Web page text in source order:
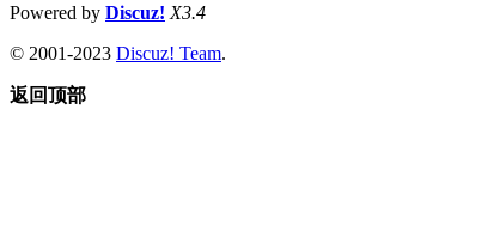
Powered by Discuz! X3.4
© 2001-2023 Discuz! Team.
返回顶部